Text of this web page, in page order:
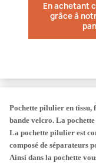
En achetant
grâce à
Pochette pilulier en tissu,
bande velcro. La
La pochette pilulier est
composé de séparateurs
Ainsi dans la pochette